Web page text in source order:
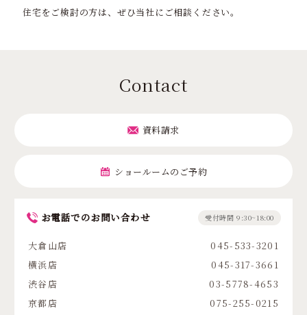
住宅をご検討の方は、ぜひ当社にご相談ください。
Contact
資料請求
ショールームのご予約
お電話でのお問い合わせ 受付時間 9:30~18:00
大倉山店
045-533-3201
横浜店
045-317-3661
渋谷店
03-5778-4653
京都店
075-255-0215